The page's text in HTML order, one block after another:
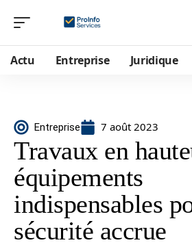
Actu Entreprise Juridique
Entreprise 7 août 2023
Travaux en
équipements
indispensables
sécurité accrue